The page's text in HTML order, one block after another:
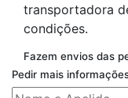
transportadora
condições.
Fazem envios das
Pedir mais